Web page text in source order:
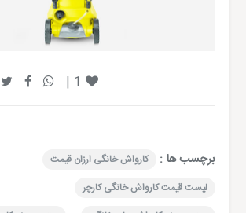
1
|
برچسب ها :
کارواش خانگی ارزان قیمت
لیست قیمت کارواش خانگی کارچر